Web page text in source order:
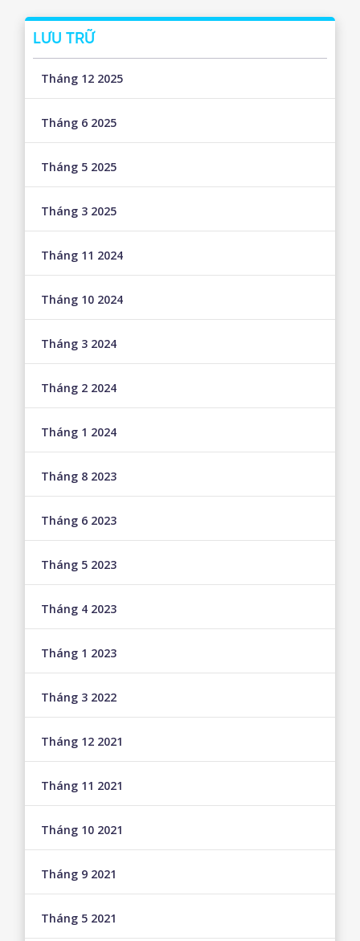
LƯU TRỮ
Tháng 12 2025
Tháng 6 2025
Tháng 5 2025
Tháng 3 2025
Tháng 11 2024
Tháng 10 2024
Tháng 3 2024
Tháng 2 2024
Tháng 1 2024
Tháng 8 2023
Tháng 6 2023
Tháng 5 2023
Tháng 4 2023
Tháng 1 2023
Tháng 3 2022
Tháng 12 2021
Tháng 11 2021
Tháng 10 2021
Tháng 9 2021
Tháng 5 2021